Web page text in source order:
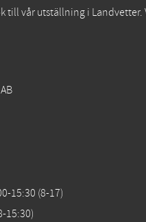
till vår utställning i Landvetter.
15:30 (8-17)
15:30)